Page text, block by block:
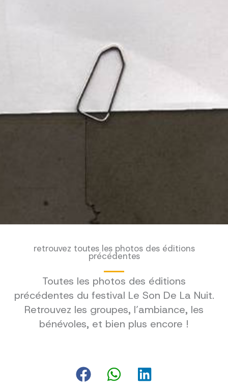
retrouvez toutes les photos des éditions
précédentes
Toutes les photos des éditions
précédentes du festival Le Son De La Nuit.
Retrouvez les groupes, l’ambiance, les
bénévoles, et bien plus encore !